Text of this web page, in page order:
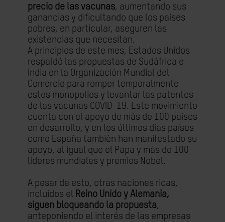
precio de las vacunas, aumentando sus
ganancias y dificultando que los países
pobres, en particular, aseguren las
existencias que necesitan.
A principios de este mes, Estados Unidos
respaldó las propuestas de Sudáfrica e
India en la Organización Mundial del
Comercio para romper temporalmente
estos monopolios y levantar las patentes
de las vacunas COVID-19. Este movimiento
cuenta con el apoyo de más de 100 países
en desarrollo, y en los últimos días países
como España también han manifestado su
apoyo, al igual que el Papa y más de 100
líderes mundiales y premios Nobel.
A pesar de esto, otras naciones ricas,
incluidos el Reino Unido y Alemania,
siguen bloqueando la propuesta,
anteponiendo el interés de las empresas